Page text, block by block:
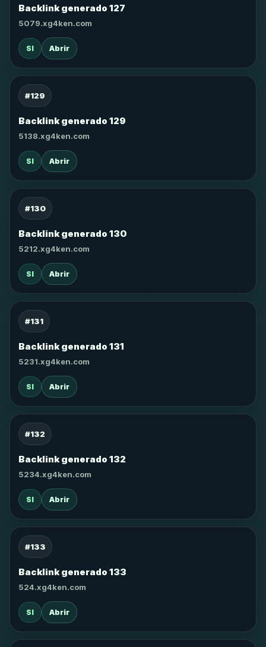
Backlink generado 127
5079.xg4ken.com
SI Abrir
#129
Backlink generado 129
5138.xg4ken.com
SI Abrir
#130
Backlink generado 130
5212.xg4ken.com
SI Abrir
#131
Backlink generado 131
5231.xg4ken.com
SI Abrir
#132
Backlink generado 132
5234.xg4ken.com
SI Abrir
#133
Backlink generado 133
524.xg4ken.com
SI Abrir